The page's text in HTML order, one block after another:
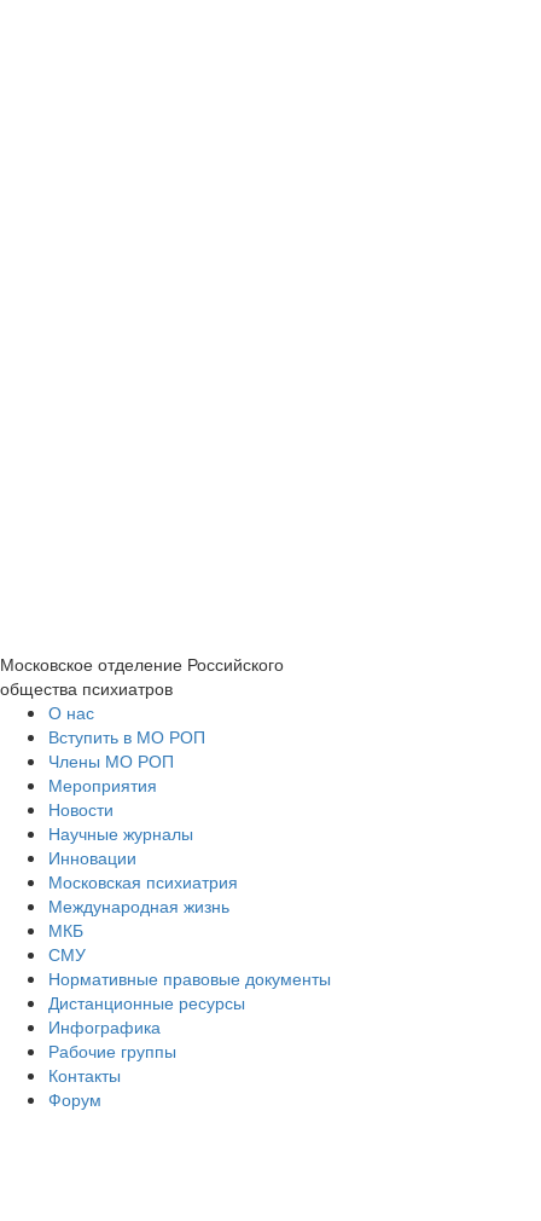
Московское отделение Российского
общества психиатров
О нас
Вступить в МО РОП
Члены МО РОП
Мероприятия
Новости
Научные журналы
Инновации
Московская психиатрия
Международная жизнь
МКБ
СМУ
Нормативные правовые документы
Дистанционные ресурсы
Инфографика
Рабочие группы
Контакты
Форум